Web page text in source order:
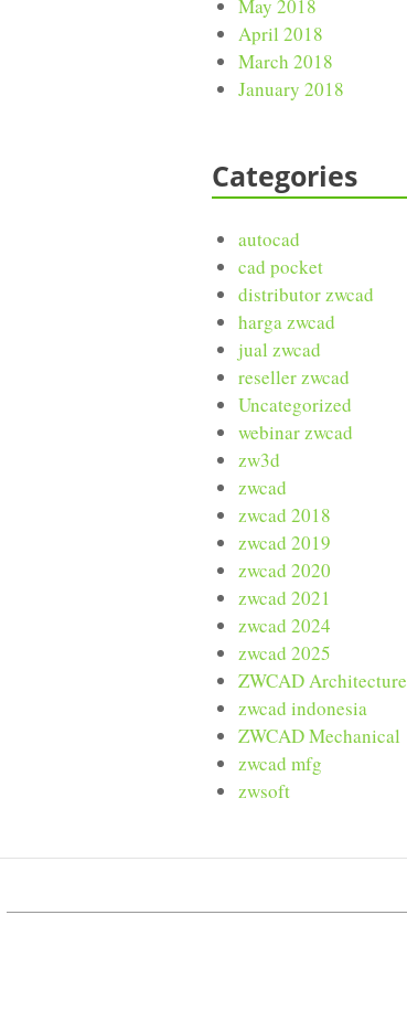
May 2018
April 2018
March 2018
January 2018
Categories
autocad
cad pocket
distributor zwcad
harga zwcad
jual zwcad
reseller zwcad
Uncategorized
webinar zwcad
zw3d
zwcad
zwcad 2018
zwcad 2019
zwcad 2020
zwcad 2021
zwcad 2024
zwcad 2025
ZWCAD Architecture
zwcad indonesia
ZWCAD Mechanical
zwcad mfg
zwsoft